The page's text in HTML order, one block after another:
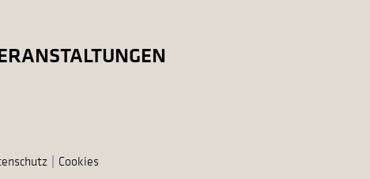
Cookies